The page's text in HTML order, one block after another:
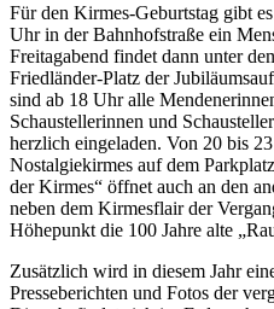
Für den Kirmes-Geburtstag gibt
Uhr in der Bahnhofstraße ein
Freitagabend findet dann unter
Friedländer-Platz der
sind ab 18 Uhr alle
Schaustellerinnen und
herzlich eingeladen. Von 20 bis
Nostalgiekirmes auf dem
der Kirmes“ öffnet auch an den
neben dem Kirmesflair der
Höhepunkt die 100 Jahre alte
Zusätzlich wird in diesem Jahr
Presseberichten und Fotos der